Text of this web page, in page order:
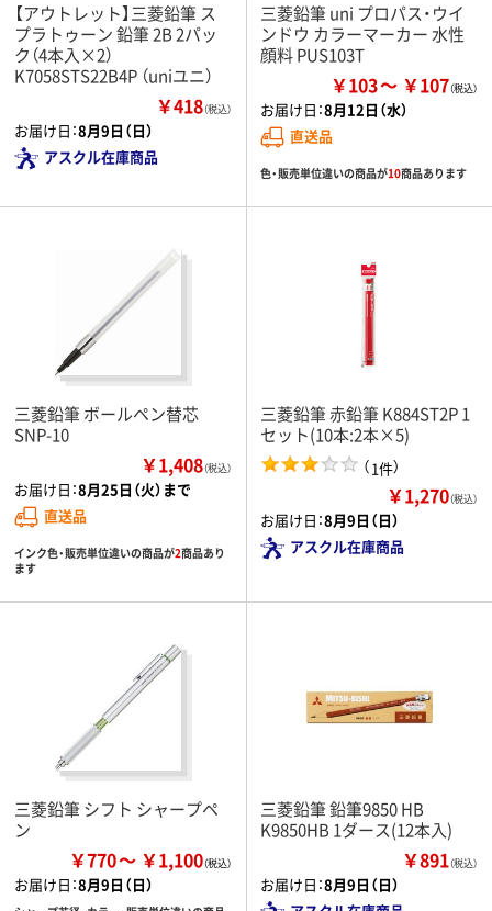
【アウトレット】三菱鉛筆 ス
プラトゥーン 鉛筆 2B 2パッ
ク（4本入×2）
K7058STS22B4P （uniユニ）
￥418（税込）
お届け日：8月9日（日）
アスクル在庫商品
三菱鉛筆 uni プロパス・ウイ
ンドウ カラーマーカー 水性
顔料 PUS103T
￥103 ￥107
お届け日：8月12日（水）
直送品
色・販売単位違いの商品が10商品あります
三菱鉛筆 ボールペン替芯
SNP-10
￥1,408（税込）
お届け日：8月25日（火）まで
直送品
インク色・販売単位違いの商品が2商品あり
ます
三菱鉛筆 赤鉛筆 K884ST2P 1
セット(10本:2本×5)
（1件）
￥1,270（税込）
お届け日：8月9日（日）
アスクル在庫商品
三菱鉛筆 シフト シャープペ
ン
￥770 ￥1,100
お届け日：8月9日（日）
三菱鉛筆 鉛筆9850 HB
K9850HB 1ダース(12本入)
￥891（税込）
お届け日：8月9日（日）